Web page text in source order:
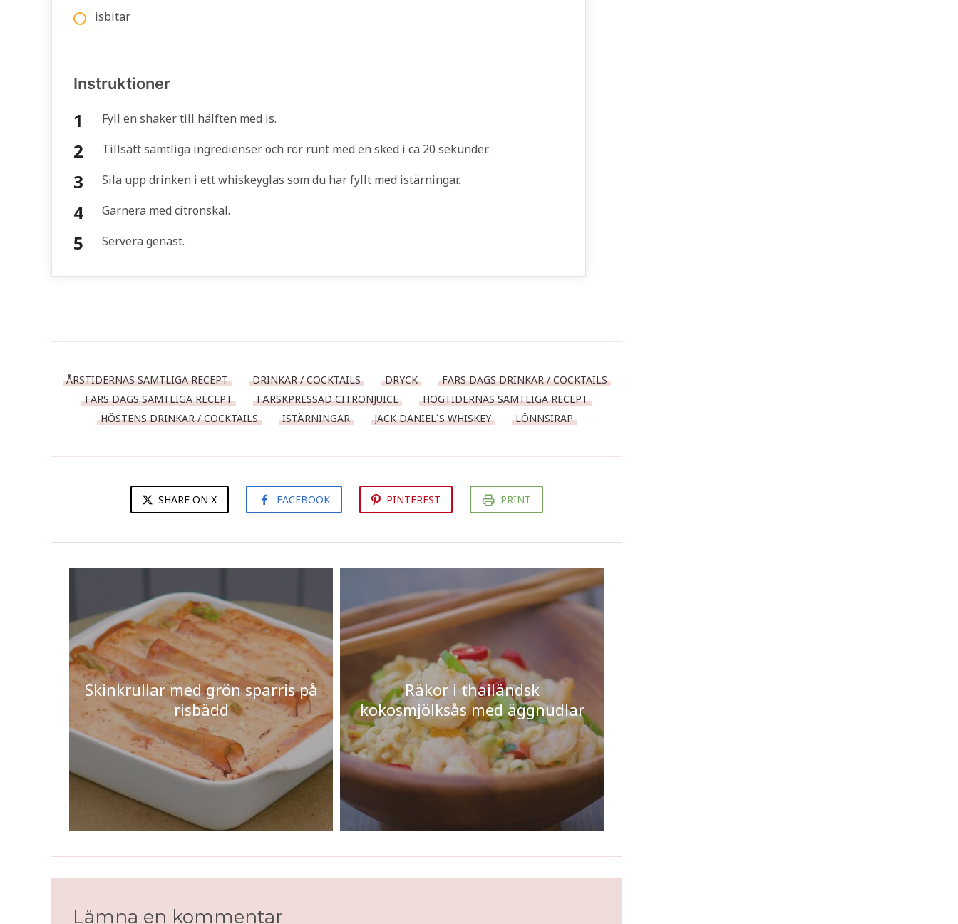
isbitar
Instruktioner
Fyll en shaker till hälften med is.
Tillsätt samtliga ingredienser och rör runt med en sked i ca 20 sekunder.
Sila upp drinken i ett whiskeyglas som du har fyllt med istärningar.
Garnera med citronskal.
Servera genast.
ÅRSTIDERNAS SAMTLIGA RECEPT DRINKAR / COCKTAILS DRYCK
FARS DAGS DRINKAR / COCKTAILS
FARS DAGS SAMTLIGA RECEPT
FÄRSKPRESSAD CITRONJUICE
HÖGTIDERNAS SAMTLIGA RECEPT
HÖSTENS DRINKAR / COCKTAILS
ISTÄRNINGAR JACK DANIEL´S WHISKEY LÖNNSIRAP
SHARE ON X FACEBOOK PINTEREST PRINT
Skinkrullar med grön sparris på
risbädd
Räkor i thailändsk
kokosmjölksås med äggnudlar
Lämna en kommentar